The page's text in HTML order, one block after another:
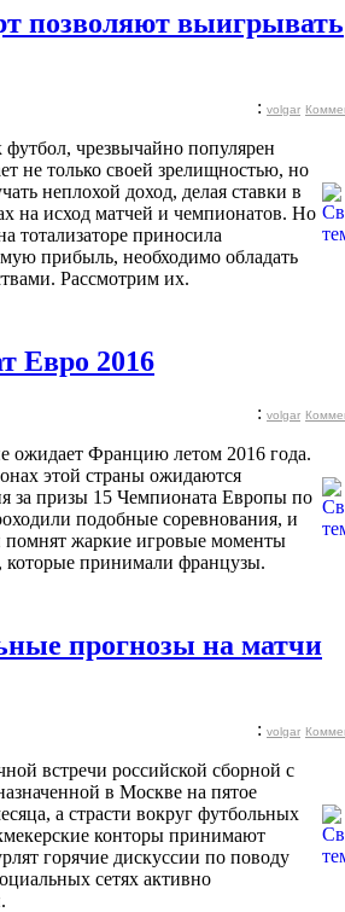
позволяют выигрывать
: volgar
футбол, чрезвычайно популярен
не только своей зрелищностью, но
неплохой доход, делая ставки в
на исход матчей и чемпионатов. Но
тотализаторе приносила
прибыль, необходимо обладать
Рассмотрим их.
Евро 2016
: volgar
ожидает Францию летом 2016 года.
этой страны ожидаются
за призы 15 Чемпионата Европы по
подобные соревнования, и
жаркие игровые моменты
принимали французы.
прогнозы на матчи
: volgar
встречи российской сборной с
в Москве на пятое
а страсти вокруг футбольных
конторы принимают
горячие дискуссии по поводу
сетях активно